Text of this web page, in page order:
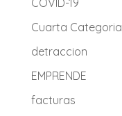
Cuarta Categoria
detraccion
EMPRENDE
facturas